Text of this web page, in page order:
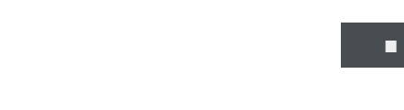
■